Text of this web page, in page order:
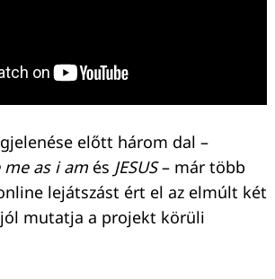
előtt három dal –
me as i amés JESUS– már több
lejátszást ért el az elmúlt két
mutatja a projekt körüli